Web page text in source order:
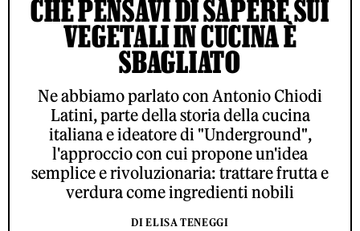
CHE PENSAVI DI SAPERE SUI
VEGETALI IN CUCINA È
SBAGLIATO
Ne abbiamo parlato con Antonio Chiodi
Latini, parte della storia della cucina
italiana e ideatore di "Underground",
l'approccio con cui propone un'idea
semplice e rivoluzionaria: trattare frutta e
verdura come ingredienti nobili
DI ELISA TENEGGI